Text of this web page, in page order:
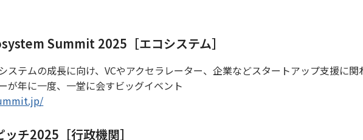
Summit 2025［エコシステム］
ステムの成長に向け、VCやアクセラレーター、企業などスタートアップ支援に関
が年に一度、一堂に会すビッグイベント
チ2025［行政機関］